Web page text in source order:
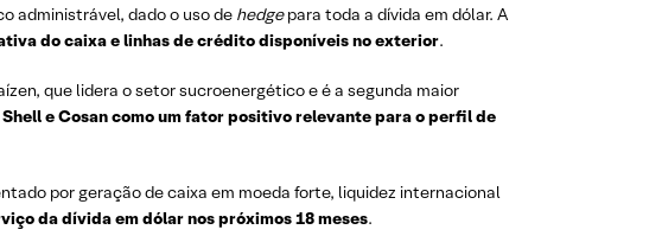
administrável, dado o uso de hedgepara toda a dívida em dólar. A
do caixa e linhas de crédito disponíveis no exterior.
que lidera o setor sucroenergético e é a segunda maior
e Cosan como um fator positivo relevante para o perfil de
por geração de caixa em moeda forte, liquidez internacional
da dívida em dólar nos próximos 18 meses.